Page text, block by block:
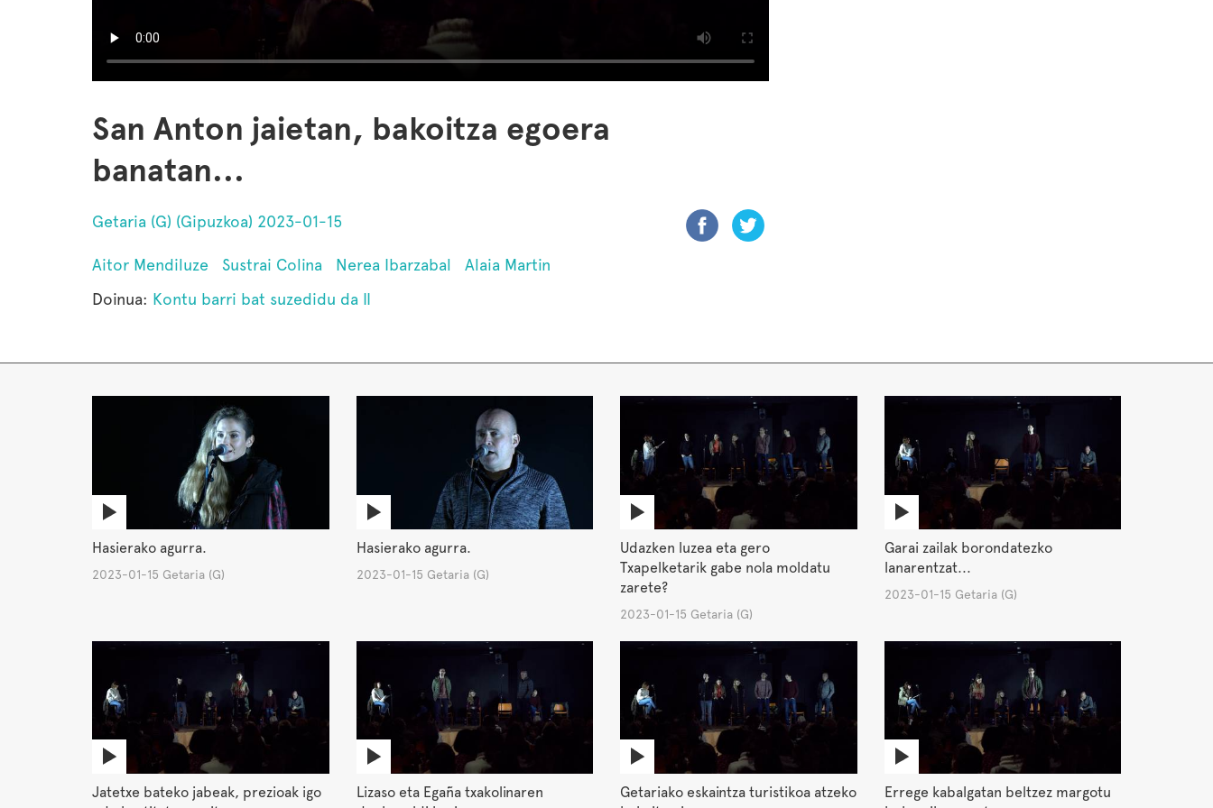
San Anton jaietan, bakoitza egoera
banatan...
Getaria (G) (Gipuzkoa) 2023-01-15
Aitor Mendiluze Sustrai Colina Nerea Ibarzabal
Alaia Martin
Doinua: Kontu barri bat suzedidu da II
Hasierako agurra.
2023-01-15 Getaria (G)
Hasierako agurra.
2023-01-15 Getaria (G)
Udazken luzea eta gero
Txapelketarik gabe nola moldatu
zarete?
2023-01-15 Getaria (G)
Garai zailak borondatezko
lanarentzat...
2023-01-15 Getaria (G)
Jatetxe bateko jabeak, prezioak igo
Lizaso eta Egaña txakolinaren
Getariako eskaintza turistikoa atzeko
Errege kabalgatan beltzez margotu